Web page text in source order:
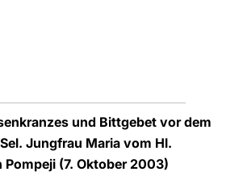
und Bittgebet vor dem
Jungfrau Maria vom Hl.
Pompeji (7. Oktober 2003)